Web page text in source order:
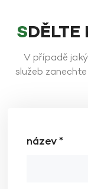
V případě
služeb
název *